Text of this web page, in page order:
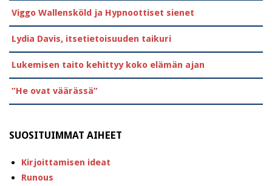
Viggo Wallensköld ja Hypnoottiset sienet
Lydia Davis, itsetietoisuuden taikuri
Lukemisen taito kehittyy koko elämän ajan
”He ovat väärässä”
SUOSITUIMMAT AIHEET
Kirjoittamisen ideat
Runous